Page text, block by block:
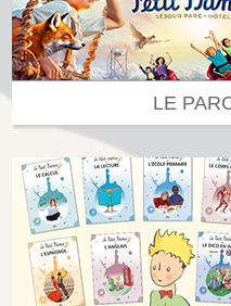
LE